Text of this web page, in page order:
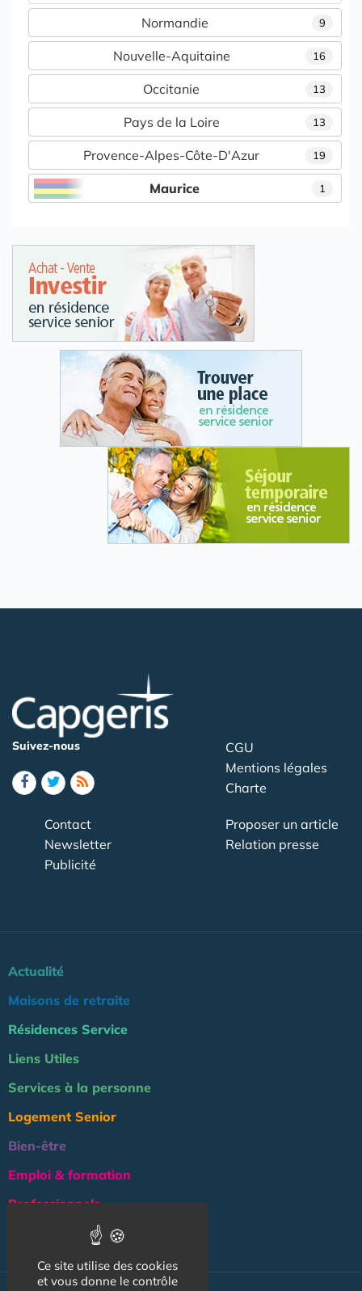
9
Normandie
16
Nouvelle-Aquitaine
13
Occitanie
13
Pays de la Loire
19
Provence-Alpes-Côte-D'Azur
Maurice 1
Suivez-nous
CGU
Mentions légales
Charte
Contact
Newsletter
Publicité
Proposer un article
Relation presse
Actualité
Maisons de retraite
Résidences Service
Liens Utiles
Services à la personne
Logement Senior
Bien-être
Emploi & formation
Professionnels
NOS AUTRES SITES :
Ce site utilise des cookies
et vous donne le contrôle